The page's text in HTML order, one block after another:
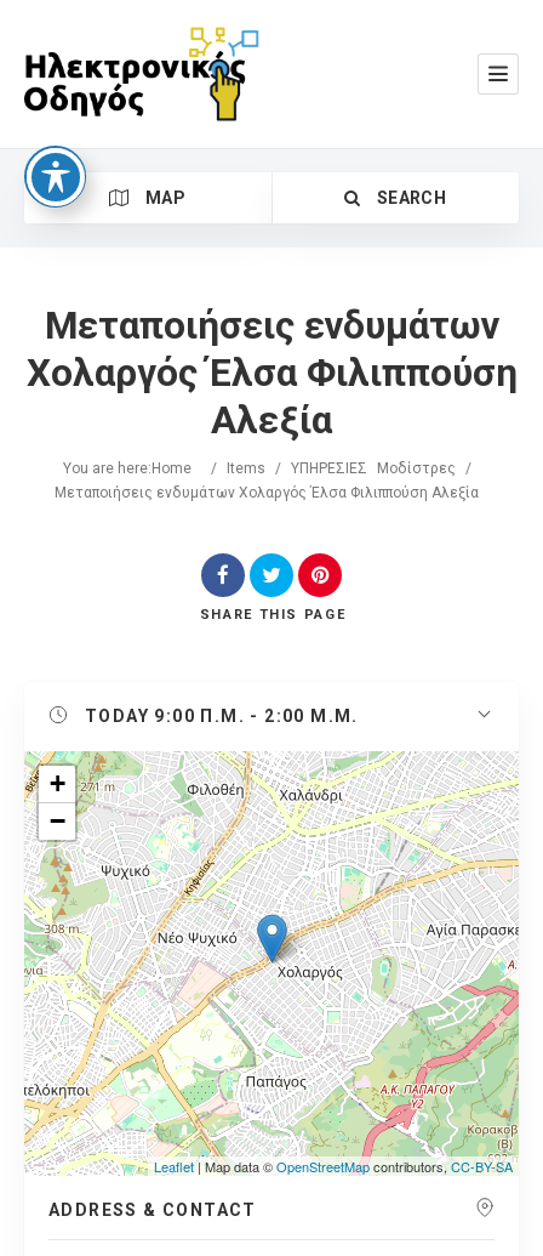
MAP SEARCH
Search
Μεταποιήσεις ενδυμάτων
Χολαργός Έλσα Φιλιππούση
Αλεξία
You are here: Home / Items / ΥΠΗΡΕΣΙΕΣ Μοδίστρες
/
Μεταποιήσεις ενδυμάτων Χολαργός Έλσα Φιλιππούση Αλεξία
SHARE THIS PAGE
TODAY 9:00 Π.Μ. - 2:00 Μ.Μ.
+
−
Leaflet| Map data ©OpenStreetMapcontributors,CC-BY-SA
ADDRESS & CONTACT